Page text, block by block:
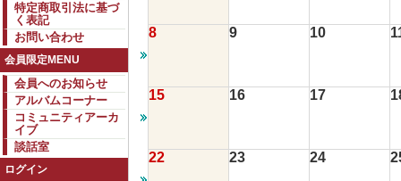
特定商取引法に基づ
く表記
お問い合わせ
会員限定MENU
会員へのお知らせ
アルバムコーナー
コミュニティアーカ
イブ
談話室
ログイン
8 9 10
15 16 17
22 23 24